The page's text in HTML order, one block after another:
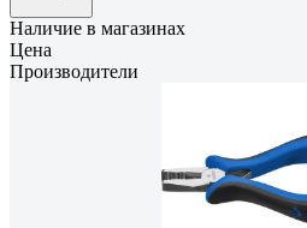
Наличие в магазинах
Цена
Производители